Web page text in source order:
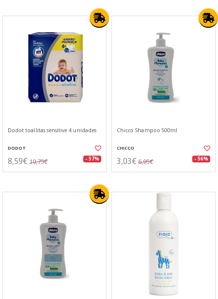
Dodot toallitas sensitive 4 unidades
DODOT
8,59€ 19,75€ - 57%
Chicco Shampoo 500ml
CHICCO
3,03€ 6,95€ - 56%